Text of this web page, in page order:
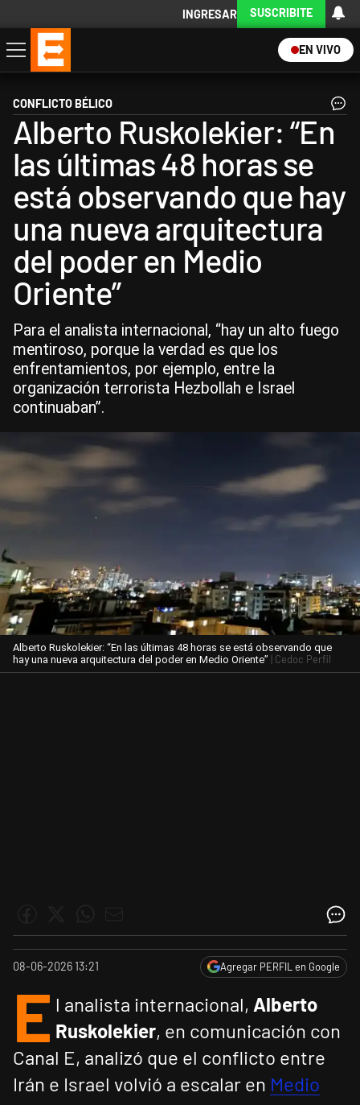
INGRESAR SUSCRIBITE
EN VIVO
Economía
Política
Internacional
Actualidad
Descargá la App
CONFLICTO BÉLICO
Alberto Ruskolekier: “En
las últimas 48 horas se
está observando que hay
una nueva arquitectura
del poder en Medio
Oriente”
Para el analista internacional, “hay un alto fuego
mentiroso, porque la verdad es que los
enfrentamientos, por ejemplo, entre la
organización terrorista Hezbollah e Israel
continuaban”.
Alberto Ruskolekier: “En las últimas 48 horas se está observando que
hay una nueva arquitectura del poder en Medio Oriente” | Cedoc Perfil
08-06-2026 13:21 Agregar PERFIL en Google
E l analista internacional, Alberto
Ruskolekier, en comunicación con
Canal E, analizó que el conflicto entre
Irán e Israel volvió a escalar en Medio